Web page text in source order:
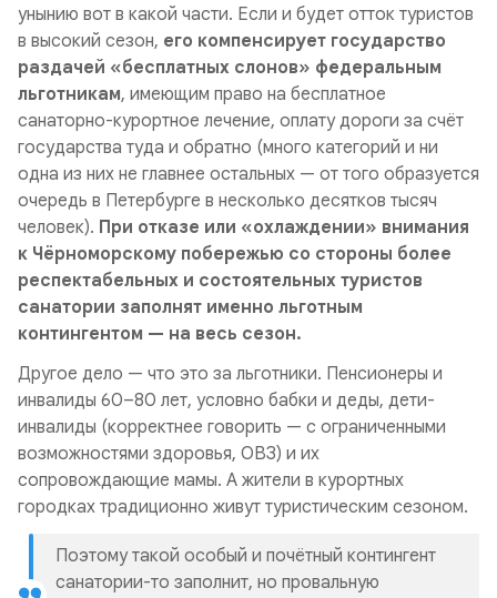
унынию вот в какой части. Если и будет отток туристов
в высокий сезон, его компенсирует государство
раздачей «бесплатных слонов» федеральным
льготникам, имеющим право на бесплатное
санаторно-курортное лечение, оплату дороги за счёт
государства туда и обратно (много категорий и ни
одна из них не главнее остальных — от того образуется
очередь в Петербурге в несколько десятков тысяч
человек). При отказе или «охлаждении» внимания
к Чёрноморскому побережью со стороны более
респектабельных и состоятельных туристов
санатории заполнят именно льготным
контингентом — на весь сезон.
Другое дело — что это за льготники. Пенсионеры и
инвалиды 60–80 лет, условно бабки и деды, дети-
инвалиды (корректнее говорить — с ограниченными
возможностями здоровья, ОВЗ) и их
сопровождающие мамы. А жители в курортных
городках традиционно живут туристическим сезоном.
Поэтому такой особый и почётный контингент
санатории-то заполнит, но провальную